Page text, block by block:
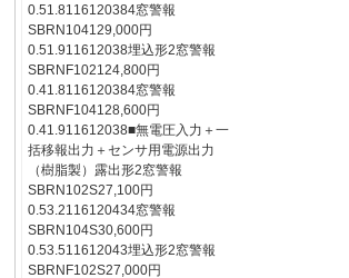
0.51.8116120384窓警報
SBRN104129,000円
0.51.911612038埋込形2窓警報
SBRNF102124,800円
0.41.8116120384窓警報
SBRNF104128,600円
0.41.911612038■無電圧入力＋一
括移報出力＋センサ用電源出力
（樹脂製）露出形2窓警報
SBRN102S27,100円
0.53.2116120434窓警報
SBRN104S30,600円
0.53.511612043埋込形2窓警報
SBRNF102S27,000円